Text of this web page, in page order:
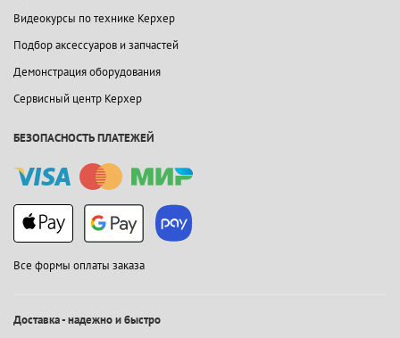
Видеокурсы по технике Керхер
Подбор аксессуаров и запчастей
Демонстрация оборудования
Сервисный центр Керхер
БЕЗОПАСНОСТЬ ПЛАТЕЖЕЙ
Все формы оплаты заказа
Доставка - надежно и быстро